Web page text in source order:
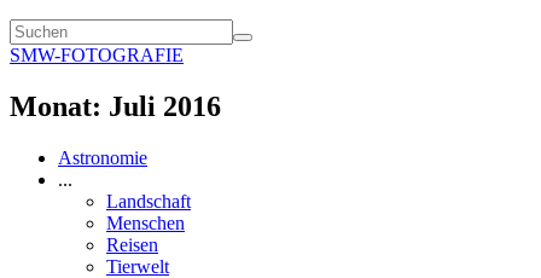
SMW-FOTOGRAFIE
Monat: Juli 2016
Astronomie
...
Landschaft
Menschen
Reisen
Tierwelt